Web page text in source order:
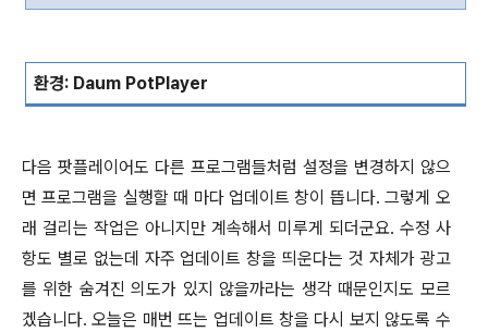
환경: Daum PotPlayer
다음 팟플레이어도 다른 프로그램들처럼 설정을 변경하지 않으
면 프로그램을 실행할 때 마다 업데이트 창이 뜹니다.그렇게 오
래 걸리는 작업은 아니지만 계속해서 미루게 되더군요. 수정 사
항도 별로 없는데 자주 업데이트 창을 띄운다는 것 자체가 광고
를 위한 숨겨진 의도가 있지 않을까라는 생각 때문인지도 모르
겠습니다.오늘은 매번 뜨는 업데이트 창을 다시 보지 않도록 수